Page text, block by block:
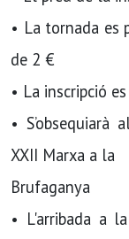
• La tornada es
de 2 €
• La inscripció
•
XXII Marxa a la
Brufaganya
• L'arribada a